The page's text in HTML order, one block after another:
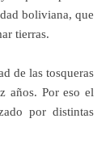
boliviana, que
tierras.
de las tosqueras
años. Por eso el
por distintas